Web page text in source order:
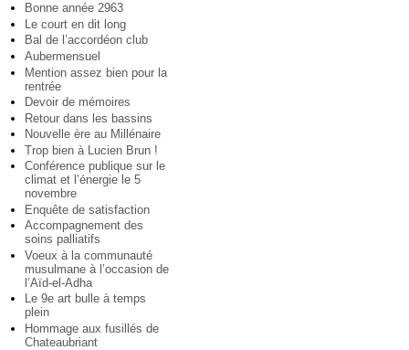
Bonne année 2963
Le court en dit long
Bal de l’accordéon club
Aubermensuel
Mention assez bien pour la
rentrée
Devoir de mémoires
Retour dans les bassins
Nouvelle ère au Millénaire
Trop bien à Lucien Brun !
Conférence publique sur le
climat et l’énergie le 5
novembre
Enquête de satisfaction
Accompagnement des
soins palliatifs
Voeux à la communauté
musulmane à l’occasion de
l’Aïd-el-Adha
Le 9e art bulle à temps
plein
Hommage aux fusillés de
Chateaubriant